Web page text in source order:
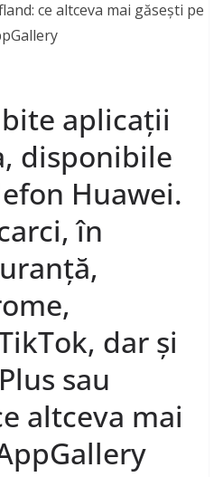
aplicații
disponibile
Huawei.
în
dar și
sau
altceva mai